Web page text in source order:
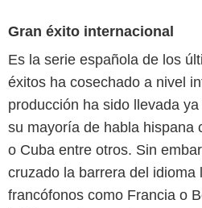
Gran éxito internacional
Es la serie española de los
éxitos ha cosechado a nivel
producción ha sido llevada
su mayoría de habla hispana
o Cuba entre otros. Sin
cruzado la barrera del idioma
francófonos como Francia o